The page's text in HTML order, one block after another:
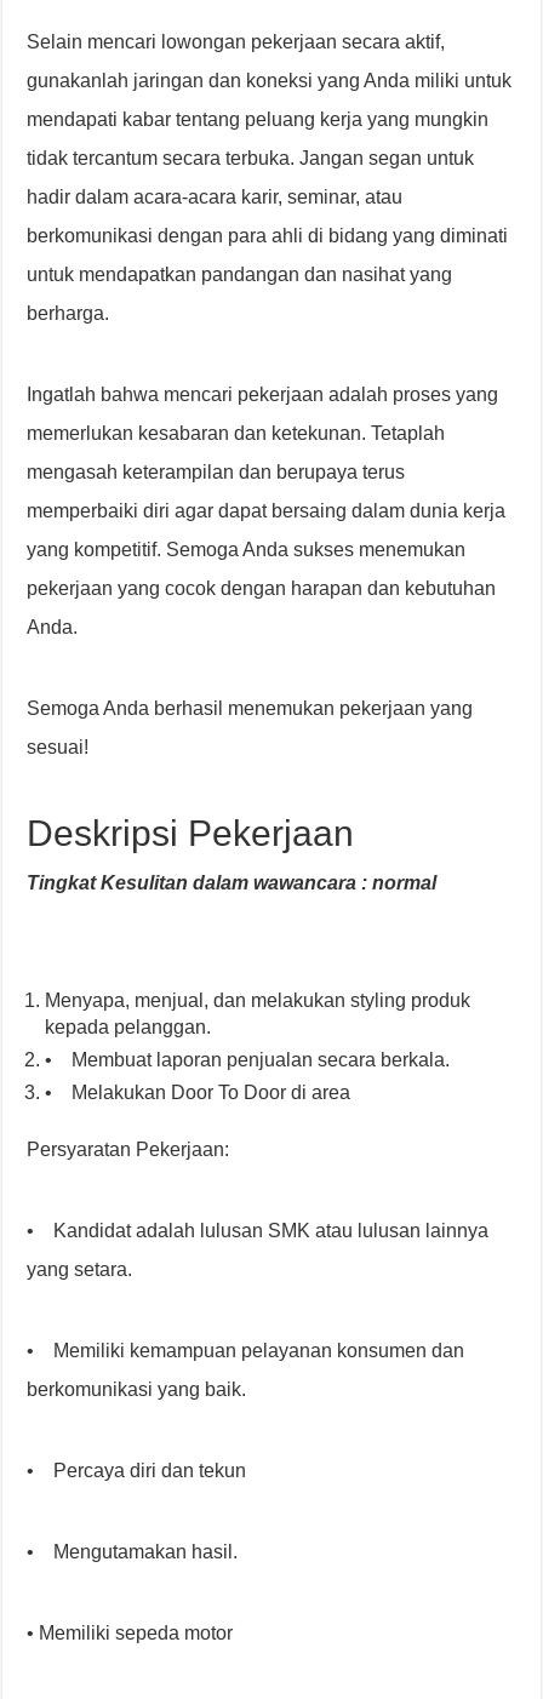
Selain mencari lowongan pekerjaan secara aktif,
gunakanlah jaringan dan koneksi yang Anda miliki untuk
mendapati kabar tentang peluang kerja yang mungkin
tidak tercantum secara terbuka. Jangan segan untuk
hadir dalam acara-acara karir, seminar, atau
berkomunikasi dengan para ahli di bidang yang diminati
untuk mendapatkan pandangan dan nasihat yang
berharga.
Ingatlah bahwa mencari pekerjaan adalah proses yang
memerlukan kesabaran dan ketekunan. Tetaplah
mengasah keterampilan dan berupaya terus
memperbaiki diri agar dapat bersaing dalam dunia kerja
yang kompetitif. Semoga Anda sukses menemukan
pekerjaan yang cocok dengan harapan dan kebutuhan
Anda.
Semoga Anda berhasil menemukan pekerjaan yang
sesuai!
Deskripsi Pekerjaan
Tingkat Kesulitan dalam wawancara : normal
Menyapa, menjual, dan melakukan styling produk
kepada pelanggan.
• Membuat laporan penjualan secara berkala.
• Melakukan Door To Door di area
Persyaratan Pekerjaan:
• Kandidat adalah lulusan SMK atau lulusan lainnya
yang setara.
• Memiliki kemampuan pelayanan konsumen dan
berkomunikasi yang baik.
• Percaya diri dan tekun
• Mengutamakan hasil.
• Memiliki sepeda motor